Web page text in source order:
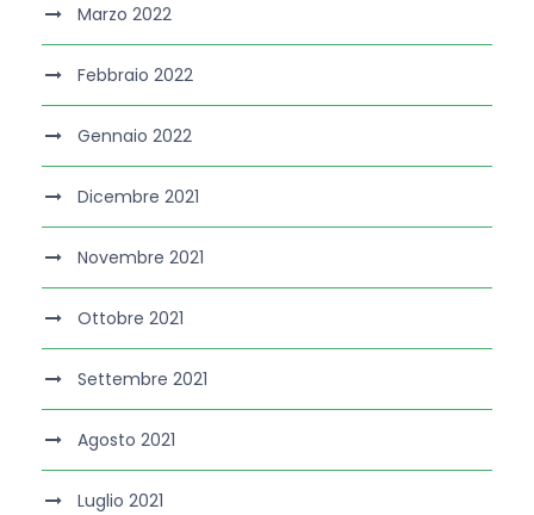
Marzo 2022
Febbraio 2022
Gennaio 2022
Dicembre 2021
Novembre 2021
Ottobre 2021
Settembre 2021
Agosto 2021
Luglio 2021